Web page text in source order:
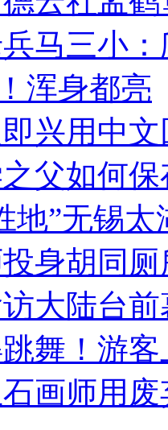
马三小
浑身都亮
兴用中
父如何
地”无锡
身胡同
大陆台
舞！游客
画师用